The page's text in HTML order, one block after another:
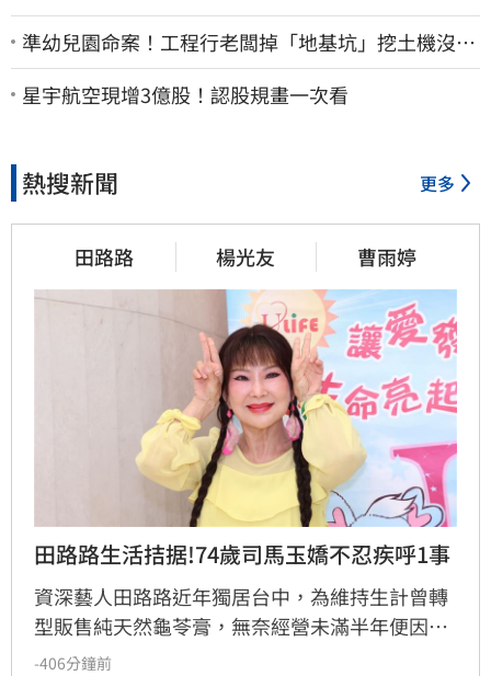
準幼兒園命案！工程行老闆掉「地基坑」挖土機沒看
到…下土石活埋他
星宇航空現增3億股！認股規畫一次看
熱搜新聞 更多
田路路 楊光友 曹雨婷
田路路生活拮据!74歲司馬玉嬌不忍疾呼1事
資深藝人田路路近年獨居台中，為維持生計曾轉
型販售純天然龜苓膏，無奈經營未滿半年便因身
體狀況亮紅燈，被迫宣布暫停營業。田路路於社
-406分鐘前